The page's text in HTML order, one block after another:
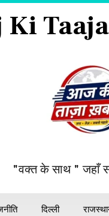
Ki
"वक्त के साथ " जहाँ
दिल्ली